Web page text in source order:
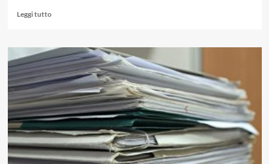
Leggi tuttoLeggi
su
Quanto
vale
l’oro
usato?
Quotazione
aggiornata
e
come
vendere